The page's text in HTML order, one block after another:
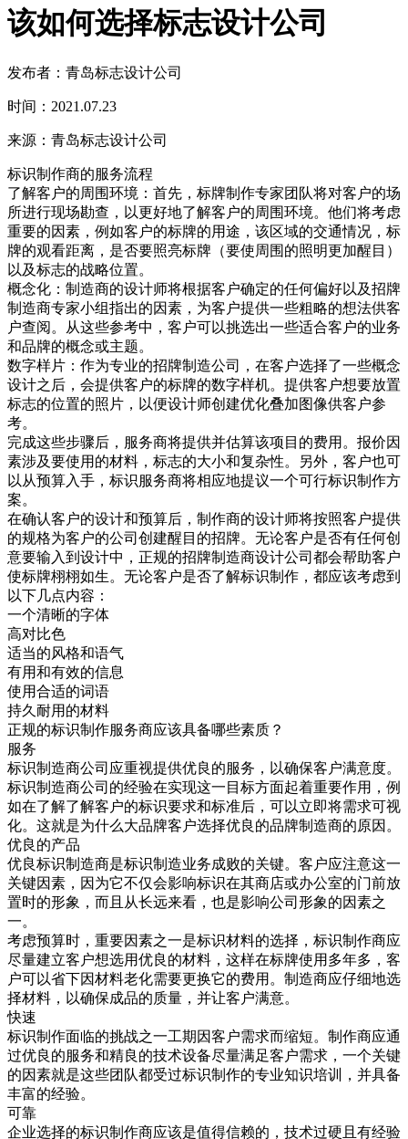
该如何选择标志设计公司
发布者：青岛标志设计公司
时间：2021.07.23
来源：青岛标志设计公司
标识制作商的服务流程
了解客户的周围环境：首先，标牌制作专家团队将对客户的场
所进行现场勘查，以更好地了解客户的周围环境。他们将考虑
重要的因素，例如客户的标牌的用途，该区域的交通情况，标
牌的观看距离，是否要照亮标牌（要使周围的照明更加醒目）
以及标志的战略位置。
概念化：制造商的设计师将根据客户确定的任何偏好以及招牌
制造商专家小组指出的因素，为客户提供一些粗略的想法供客
户查阅。从这些参考中，客户可以挑选出一些适合客户的业务
和品牌的概念或主题。
数字样片：作为专业的招牌制造公司，在客户选择了一些概念
设计之后，会提供客户的标牌的数字样机。提供客户想要放置
标志的位置的照片，以便设计师创建优化叠加图像供客户参
考。
完成这些步骤后，服务商将提供并估算该项目的费用。报价因
素涉及要使用的材料，标志的大小和复杂性。另外，客户也可
以从预算入手，标识服务商将相应地提议一个可行标识制作方
案。
在确认客户的设计和预算后，制作商的设计师将按照客户提供
的规格为客户的公司创建醒目的招牌。无论客户是否有任何创
意要输入到设计中，正规的招牌制造商设计公司都会帮助客户
使标牌栩栩如生。无论客户是否了解标识制作，都应该考虑到
以下几点内容：
一个清晰的字体
高对比色
适当的风格和语气
有用和有效的信息
使用合适的词语
持久耐用的材料
正规的标识制作服务商应该具备哪些素质？
服务
标识制造商公司应重视提供优良的服务，以确保客户满意度。
标识制造商公司的经验在实现这一目标方面起着重要作用，例
如在了解了解客户的标识要求和标准后，可以立即将需求可视
化。这就是为什么大品牌客户选择优良的品牌制造商的原因。
优良的产品
优良标识制造商是标识制造业务成败的关键。客户应注意这一
关键因素，因为它不仅会影响标识在其商店或办公室的门前放
置时的形象，而且从长远来看，也是影响公司形象的因素之
一。
考虑预算时，重要因素之一是标识材料的选择，标识制作商应
尽量建立客户想选用优良的材料，这样在标牌使用多年多，客
户可以省下因材料老化需要更换它的费用。制造商应仔细地选
择材料，以确保成品的质量，并让客户满意。
快速
标识制作面临的挑战之一工期因客户需求而缩短。制作商应通
过优良的服务和精良的技术设备尽量满足客户需求，一个关键
的因素就是这些团队都受过标识制作的专业知识培训，并具备
丰富的经验。
可靠
企业选择的标识制作商应该是值得信赖的，技术过硬且有经验